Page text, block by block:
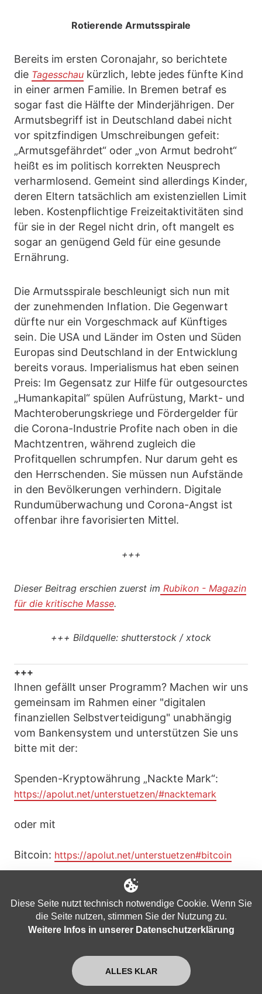
Rotierende Armutsspirale
Bereits im ersten Coronajahr, so berichtete
die Tagesschau kürzlich, lebte jedes fünfte Kind
in einer armen Familie. In Bremen betraf es
sogar fast die Hälfte der Minderjährigen. Der
Armutsbegriff ist in Deutschland dabei nicht
vor spitzfindigen Umschreibungen gefeit:
„Armutsgefährdet“ oder „von Armut bedroht“
heißt es im politisch korrekten Neusprech
verharmlosend. Gemeint sind allerdings Kinder,
deren Eltern tatsächlich am existenziellen Limit
leben. Kostenpflichtige Freizeitaktivitäten sind
für sie in der Regel nicht drin, oft mangelt es
sogar an genügend Geld für eine gesunde
Ernährung.
Die Armutsspirale beschleunigt sich nun mit
der zunehmenden Inflation. Die Gegenwart
dürfte nur ein Vorgeschmack auf Künftiges
sein. Die USA und Länder im Osten und Süden
Europas sind Deutschland in der Entwicklung
bereits voraus. Imperialismus hat eben seinen
Preis: Im Gegensatz zur Hilfe für outgesourctes
„Humankapital“ spülen Aufrüstung, Markt- und
Machteroberungskriege und Fördergelder für
die Corona-Industrie Profite nach oben in die
Machtzentren, während zugleich die
Profitquellen schrumpfen. Nur darum geht es
den Herrschenden. Sie müssen nun Aufstände
in den Bevölkerungen verhindern. Digitale
Rundumüberwachung und Corona-Angst ist
offenbar ihre favorisierten Mittel.
+++
Dieser Beitrag erschien zuerst im Rubikon - Magazin
für die kritische Masse.
+++ Bildquelle: shutterstock / xtock
+++
Ihnen gefällt unser Programm? Machen wir uns
gemeinsam im Rahmen einer "digitalen
finanziellen Selbstverteidigung" unabhängig
vom Bankensystem und unterstützen Sie uns
bitte mit der:
Spenden-Kryptowährung „Nackte Mark“:
https://apolut.net/unterstuetzen/#nacktemark
oder mit
Bitcoin: https://apolut.net/unterstuetzen#bitcoin
Informationen zu weiteren
Unterstützungsmöglichkeiten finden Sie hier:
https://apolut.net/unterstuetzen/
Bitte empfehlen Sie uns weiter und teilen Sie
gerne unsere Inhalte in den Sozialen Medien.
Diese Seite nutzt technisch notwendige Cookie. Wenn Sie
die Seite nutzen, stimmen Sie der Nutzung zu.
Weitere Infos in unserer Datenschutzerklärung
ALLES KLAR